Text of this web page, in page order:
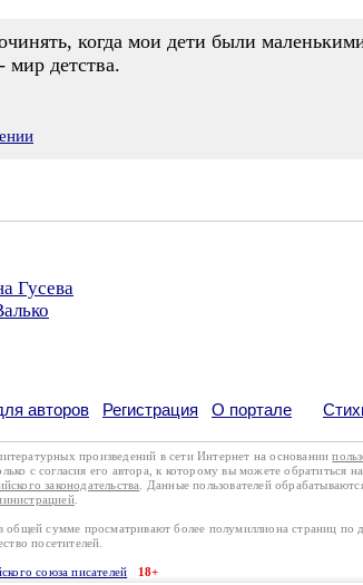
когда мои дети были
детства.
Гусева
авторов Регистрация О портале
произведений в сети Интернет на основании
с согласия его автора, к которому вы можете обратиться
законодательства . Данные пользователей
.
сумме просматривают более полумиллиона страниц
посетителей.
союза писателей 18+